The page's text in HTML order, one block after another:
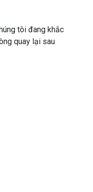
tôi đang khắc
quay lại sau